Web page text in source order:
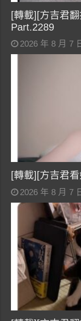
[轉載][方吉君
Part.2289
2026 年 8 月 7
[轉載][方吉君
2026 年 8 月 7